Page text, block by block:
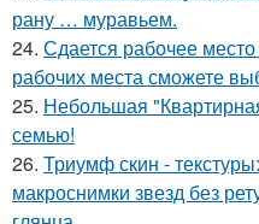
рану … муравьем.
24. Сдается рабочее
рабочих места сможете
25. Небольшая
семью!
26. Триумф скин -
макроснимки звезд без